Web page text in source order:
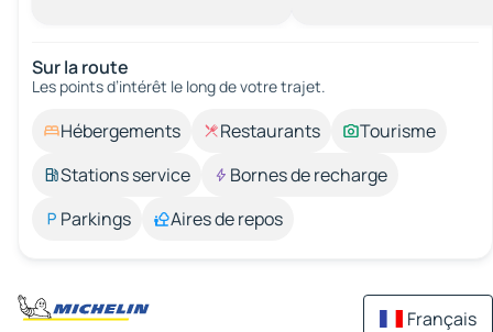
Sur la route
Les points d’intérêt le long de votre trajet.
Hébergements Restaurants
Tourisme
Stations service
Bornes de recharge
Parkings
Aires de repos
Français